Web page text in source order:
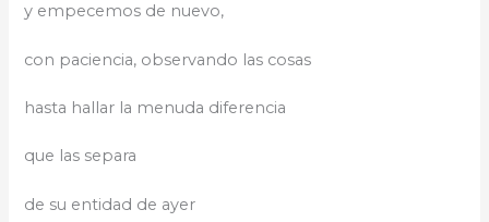
y empecemos de nuevo,
con paciencia, observando las cosas
hasta hallar la menuda diferencia
que las separa
de su entidad de ayer